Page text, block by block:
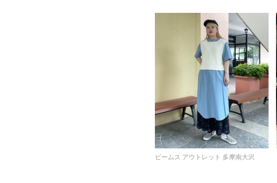
ビームス アウトレット 多摩南大沢